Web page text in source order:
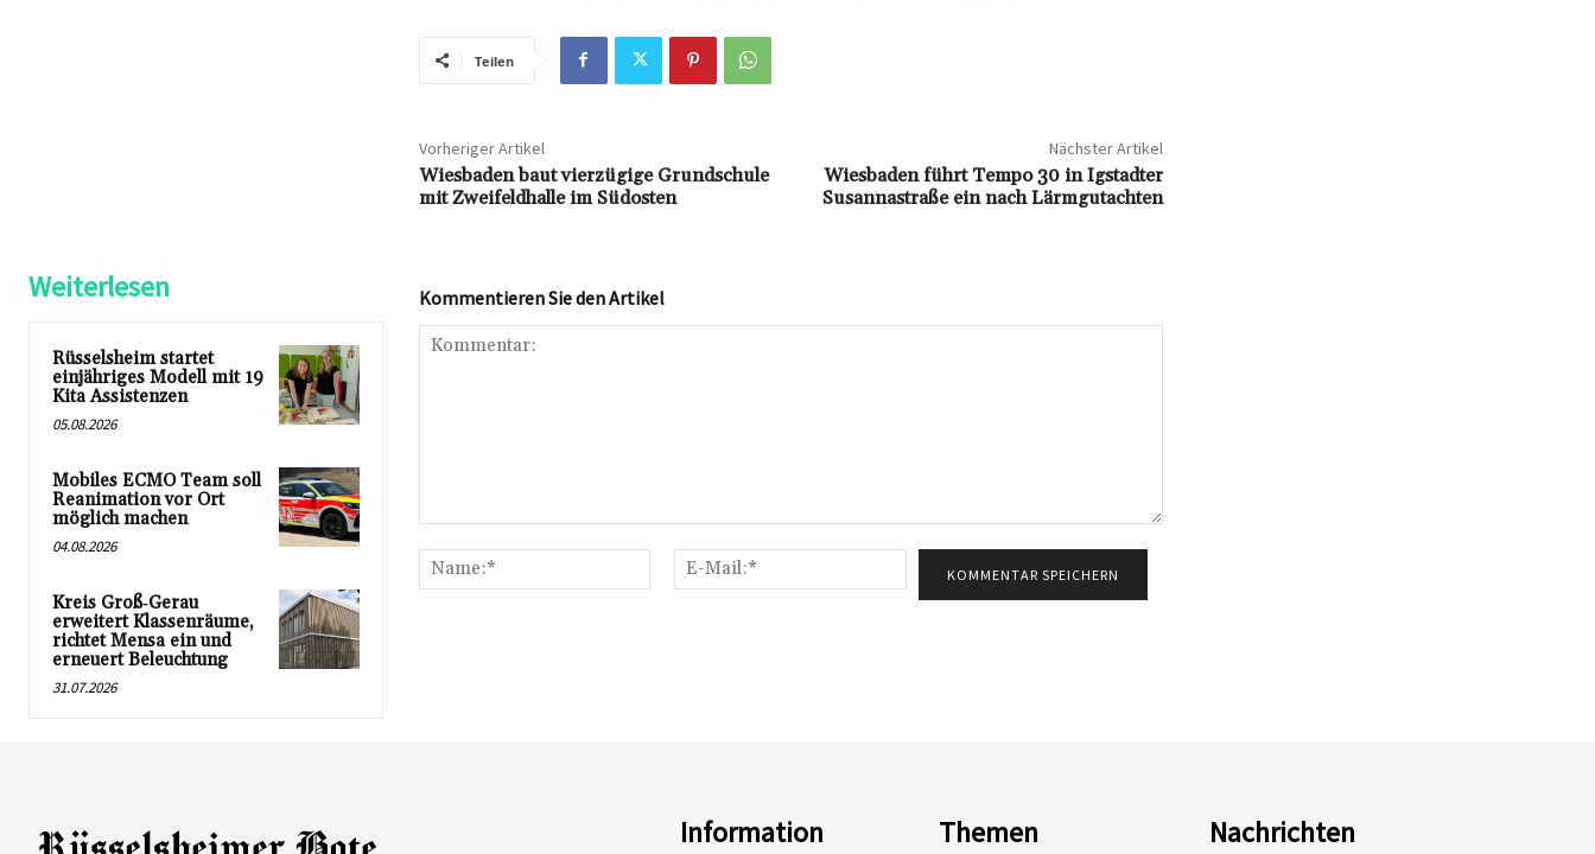
Teilen
Vorheriger Artikel
Wiesbaden baut vierzügige Grundschule
mit Zweifeldhalle im Südosten
Nächster Artikel
Wiesbaden führt Tempo 30 in Igstadter
Susannastraße ein nach Lärmgutachten
Weiterlesen
Rüsselsheim startet
einjähriges Modell mit 19
Kita Assistenzen
05.08.2026
Mobiles ECMO Team soll
Reanimation vor Ort
möglich machen
04.08.2026
Kreis Groß‑Gerau
erweitert Klassenräume,
richtet Mensa ein und
erneuert Beleuchtung
31.07.2026
Kommentieren Sie den Artikel
Name:*
Mail:*
Information Themen Nachrichten